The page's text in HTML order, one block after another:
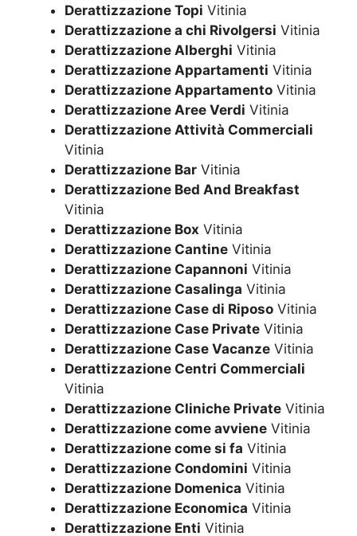
Derattizzazione Topi Vitinia
Derattizzazione a chi Rivolgersi Vitinia
Derattizzazione Alberghi Vitinia
Derattizzazione Appartamenti Vitinia
Derattizzazione Appartamento Vitinia
Derattizzazione Aree Verdi Vitinia
Derattizzazione Attività Commerciali
Vitinia
Derattizzazione Bar Vitinia
Derattizzazione Bed And Breakfast
Vitinia
Derattizzazione Box Vitinia
Derattizzazione Cantine Vitinia
Derattizzazione Capannoni Vitinia
Derattizzazione Casalinga Vitinia
Derattizzazione Case di Riposo Vitinia
Derattizzazione Case Private Vitinia
Derattizzazione Case Vacanze Vitinia
Derattizzazione Centri Commerciali
Vitinia
Derattizzazione Cliniche Private Vitinia
Derattizzazione come avviene Vitinia
Derattizzazione come si fa Vitinia
Derattizzazione Condomini Vitinia
Derattizzazione Domenica Vitinia
Derattizzazione Economica Vitinia
Derattizzazione Enti Vitinia